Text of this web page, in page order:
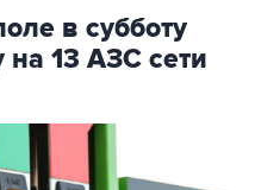
в субботу
на 13 АЗС сети